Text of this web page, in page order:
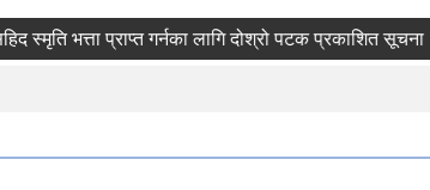
भत्ता प्राप्त गर्नका लागि दोश्रो पटक प्रकाशित सूचना ।